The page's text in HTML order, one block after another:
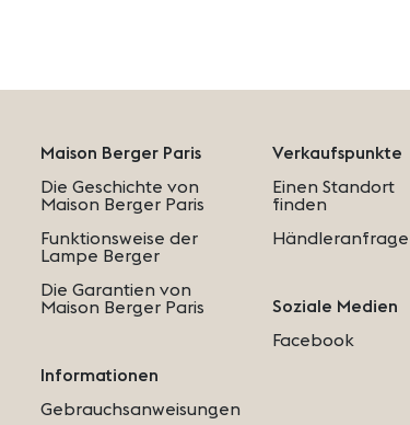
Maison Berger Paris
Die Geschichte von
Maison Berger Paris
Funktionsweise der
Lampe Berger
Die Garantien von
Maison Berger Paris
Informationen
Gebrauchsanweisungen
Verkaufspunkte
Einen Standort
finden
Soziale Medien
Facebook